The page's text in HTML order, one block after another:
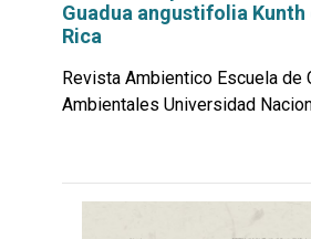
Guadua angustifolia Kunth
Rica
Revista Ambientico Escuela de
Ambientales Universidad